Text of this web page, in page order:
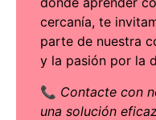
cercanía, te
parte de nuestra
y la pasión por la
📞 Contacte con
una solución